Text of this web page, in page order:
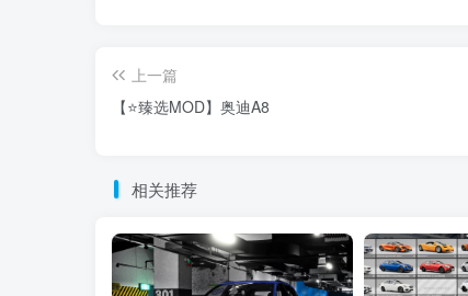
上一篇
【⭐臻选MOD】奥迪A8
相关推荐